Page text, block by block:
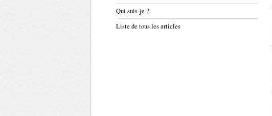
Qui suis-je ?
Liste de tous les articles